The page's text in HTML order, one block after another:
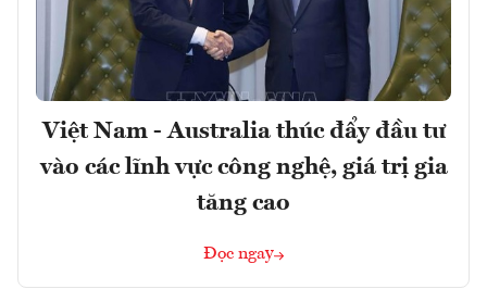
Việt Nam - Australia thúc đẩy đầu tư
vào các lĩnh vực công nghệ, giá trị gia
tăng cao
Đọc ngay